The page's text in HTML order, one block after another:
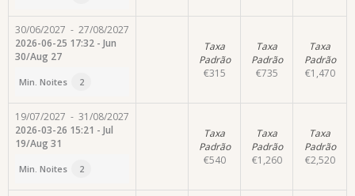
30/06/2027 - 27/08/2027
2026-06-25 17:32 - Jun
30/Aug 27
Min. Noites 2
Taxa
Padrão
€315
Taxa
Padrão
€735
Taxa
Padrão
€1,470
19/07/2027 - 31/08/2027
2026-03-26 15:21 - Jul
19/Aug 31
Min. Noites 2
Taxa
Padrão
€540
Taxa
Padrão
€1,260
Taxa
Padrão
€2,520